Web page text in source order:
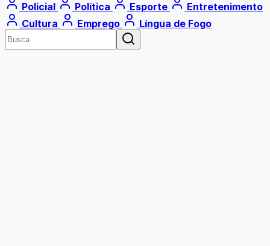
Policial
Política Esporte
Entretenimento
Cultura
Emprego Língua de Fogo